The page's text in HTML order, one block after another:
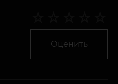
Оценить